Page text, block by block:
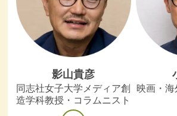
影山貴彦
同志社女子大学メディア創
造学科教授・コラムニスト
映画・